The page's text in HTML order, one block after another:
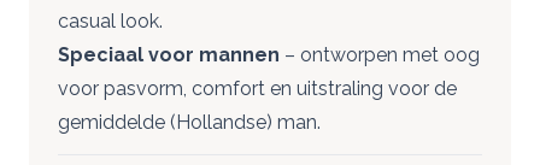
casual look.
Speciaal voor mannen – ontworpen met oog
voor pasvorm, comfort en uitstraling voor de
gemiddelde (Hollandse) man.